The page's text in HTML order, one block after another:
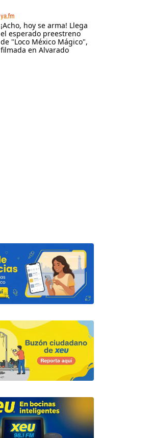
ya.fm
¡Acho, hoy se arma! Llega
el esperado preestreno
de "Loco México Mágico",
filmada en Alvarado